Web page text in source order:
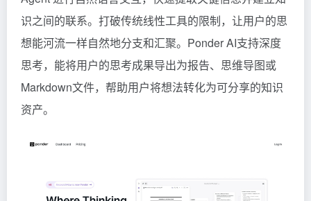
识之间的联系。打破传统线性工具的限制，让用户的思
想能河流一样自然地分支和汇聚。Ponder AI支持深度
思考，能将用户的思考成果导出为报告、思维导图或
Markdown文件，帮助用户将想法转化为可分享的知识
资产。